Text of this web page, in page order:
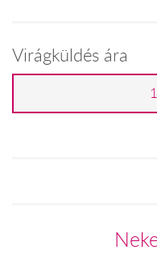
Virágküldés ára